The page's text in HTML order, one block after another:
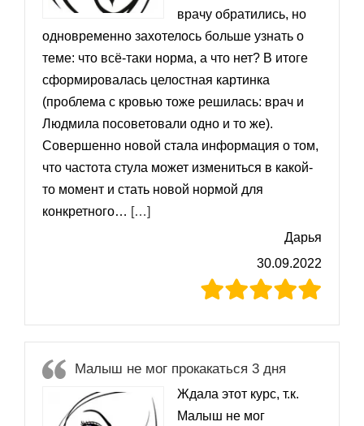
врачу обратились, но
одновременно захотелось больше узнать о
теме: что всё-таки норма, а что нет? В итоге
сформировалась целостная картинка
(проблема с кровью тоже решилась: врач и
Людмила посоветовали одно и то же).
Совершенно новой стала информация о том,
что частота стула может измениться в какой-
то момент и стать новой нормой для
конкретного… […]«Стул стал пенистый, со слизью»
Дарья
30.09.2022
Малыш не мог прокакаться 3 дня
Ждала этот курс, т.к.
Малыш не мог